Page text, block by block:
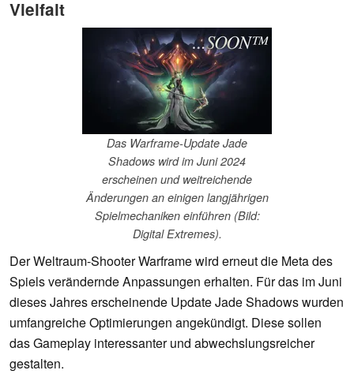
Vielfalt
Das Warframe-Update Jade
Shadows wird im Juni 2024
erscheinen und weitreichende
Änderungen an einigen langjährigen
Spielmechaniken einführen (Bild:
Digital Extremes).
Der Weltraum-Shooter Warframe wird erneut die Meta des
Spiels verändernde Anpassungen erhalten. Für das im Juni
dieses Jahres erscheinende Update Jade Shadows wurden
umfangreiche Optimierungen angekündigt. Diese sollen
das Gameplay interessanter und abwechslungsreicher
gestalten.